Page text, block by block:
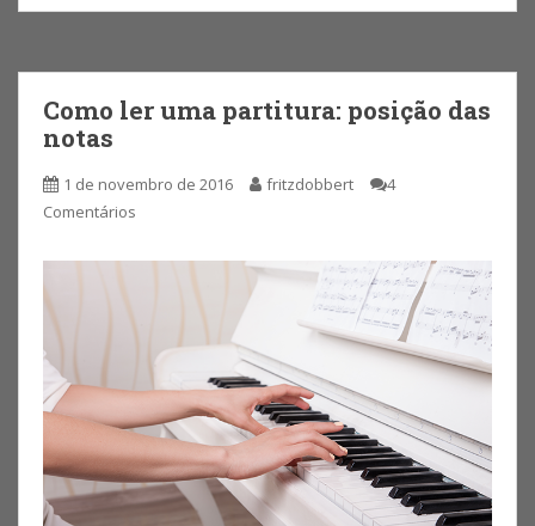
Como ler uma partitura: posição das
notas
1 de novembro de 2016 fritzdobbert
4
Comentários